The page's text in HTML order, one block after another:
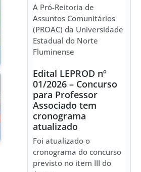
A Pró-Reitoria de
Assuntos Comunitários
(PROAC) da Universidade
Estadual do Norte
Fluminense
Edital LEPROD nº
01/2026 – Concurso
para Professor
Associado tem
cronograma
atualizado
Foi atualizado o
cronograma do concurso
previsto no item III do